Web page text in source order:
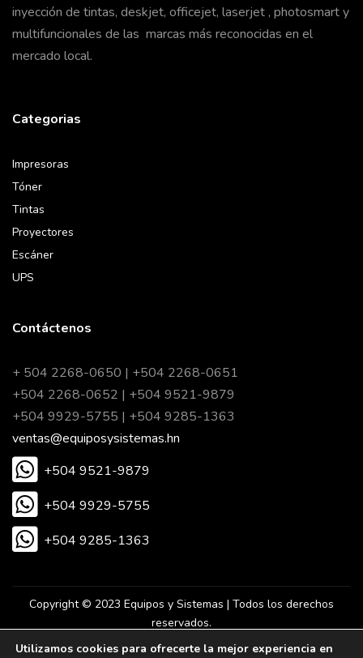
inyección de tintas, deskjet, officejet, laserjet , photosmart y
multifuncionales de las marcas más reconocidas en el
mercado local.
Categorias
Impresoras
Tóner
Tintas
Proyectores
Escáner
UPS
Contáctenos
+ 504 2268-0650 | +504 2268-0651
+504 2268-0652 | +504 9521-9879
+504 9929-5755 | +504 9285-1363
ventas@equiposysistemas.hn
+504 9521-9879
+504 9929-5755
+504 9285-1363
Copyright © 2023 Equipos y Sistemas | Todos los derechos
reservados.
Utilizamos cookies para ofrecerte la mejor experiencia en